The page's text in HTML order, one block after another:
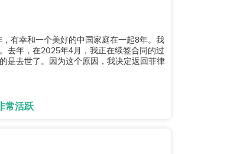
有幸和一个美好的中国家庭在一起8年。我
去年，在2025年4月，我正在续签合同的过
是去世了。因为这个原因，我决定返回菲律
常活跃